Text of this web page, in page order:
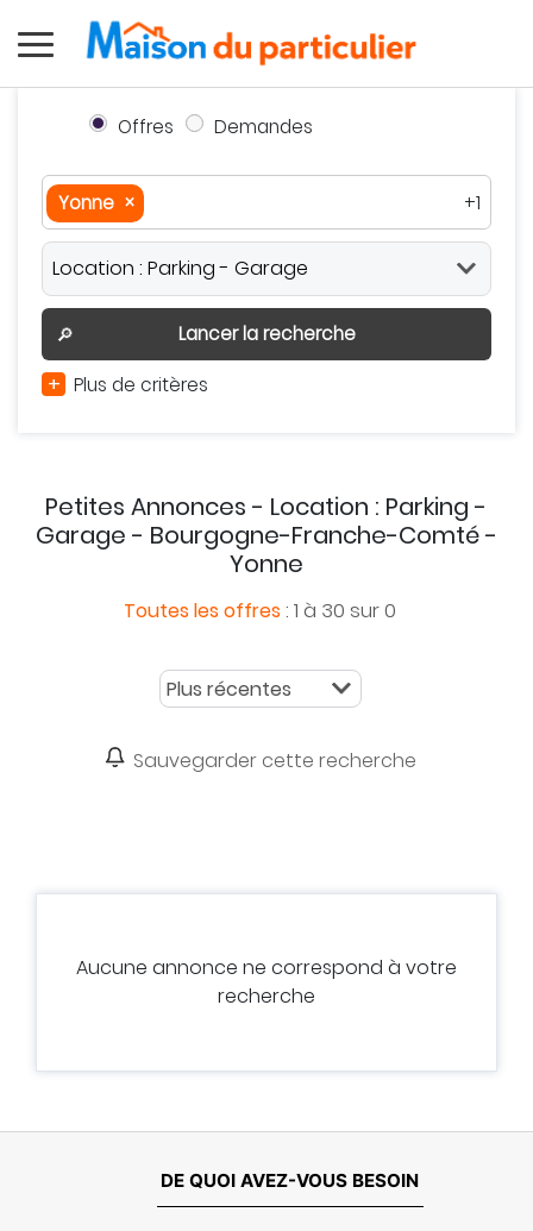
Offres Demandes
Yonne ×
+1
Autour de moi
Effacer
Valider
🔎
Lancer la recherche
+ Plus de critères
Petites Annonces - Location : Parking -
Garage - Bourgogne-Franche-Comté -
Yonne
Toutes les offres:1 à 30 sur 0
Sauvegarder cette recherche
Aucune annonce ne correspond à votre
recherche
DE QUOI AVEZ-VOUS BESOIN